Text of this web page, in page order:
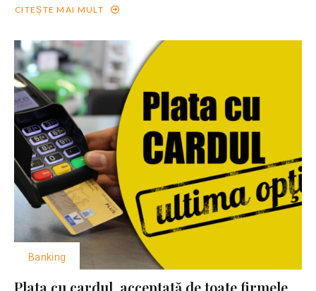
CITEȘTE MAI MULT
Banking
Plata cu cardul, acceptată de toate firmele